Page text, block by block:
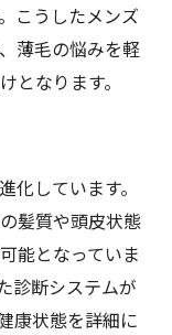
こうしたメンズ
薄毛の悩みを軽
となります。
化しています。
髪質や頭皮状態
能となっていま
診断システムが
康状態を詳細に